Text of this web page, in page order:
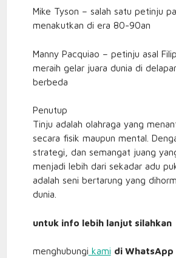
Mike Tyson – salah satu petinju
menakutkan di era 80-90an
Manny Pacquiao – petinju asal
meraih gelar juara dunia di
berbeda
Penutup
Tinju adalah olahraga yang
secara fisik maupun mental.
strategi, dan semangat juang
menjadi lebih dari sekadar adu
adalah seni bertarung yang
dunia.
untuk info lebih lanjut silahkan
menghubungi kami di WhatsApp